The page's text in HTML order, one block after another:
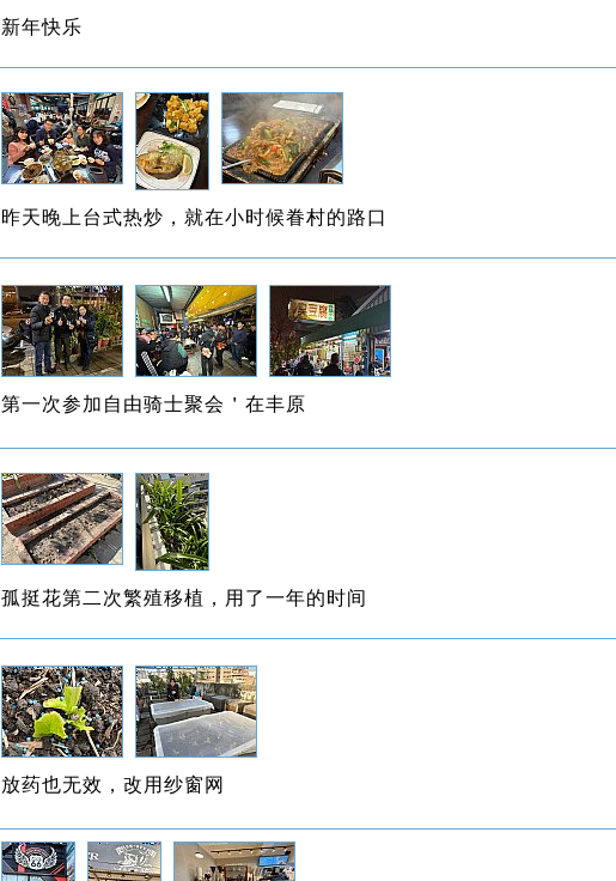
新年快乐
昨天晚上台式热炒，就在小时候眷村的路口
第一次参加自由骑士聚会＇在丰原
孤挺花第二次繁殖移植，用了一年的时间
放药也无效，改用纱窗网